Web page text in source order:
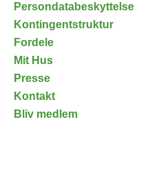
Persondatabeskyttelse
Kontingentstruktur
Fordele
Mit Hus
Presse
Kontakt
Bliv medlem